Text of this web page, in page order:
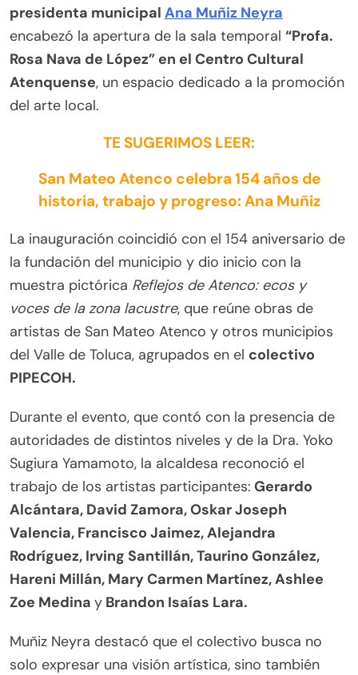
presidenta municipal Ana Muñiz Neyra
encabezó la apertura de la sala temporal “Profa.
Rosa Nava de López” en el Centro Cultural
Atenquense, un espacio dedicado a la promoción
del arte local.
TE SUGERIMOS LEER:
San Mateo Atenco celebra 154 años de
historia, trabajo y progreso: Ana Muñiz
La inauguración coincidió con el 154 aniversario de
la fundación del municipio y dio inicio con la
muestra pictórica Reflejos de Atenco: ecos y
voces de la zona lacustre, que reúne obras de
artistas de San Mateo Atenco y otros municipios
del Valle de Toluca, agrupados en el colectivo
PIPECOH.
Durante el evento, que contó con la presencia de
autoridades de distintos niveles y de la Dra. Yoko
Sugiura Yamamoto, la alcaldesa reconoció el
trabajo de los artistas participantes: Gerardo
Alcántara, David Zamora, Oskar Joseph
Valencia, Francisco Jaimez, Alejandra
Rodríguez, Irving Santillán, Taurino González,
Hareni Millán, Mary Carmen Martínez, Ashlee
Zoe Medina y Brandon Isaías Lara.
Muñiz Neyra destacó que el colectivo busca no
solo expresar una visión artística, sino también